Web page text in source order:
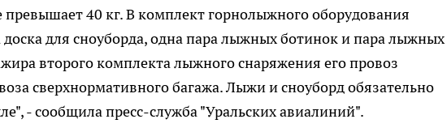
превышает 40 кг. В комплект горнолыжного оборудования
для сноуборда, одна пара лыжных ботинок и пара лыжных
второго комплекта лыжного снаряжения его провоз
сверхнормативного багажа. Лыжи и сноуборд обязательно
- сообщила пресс-служба "Уральских авиалиний".